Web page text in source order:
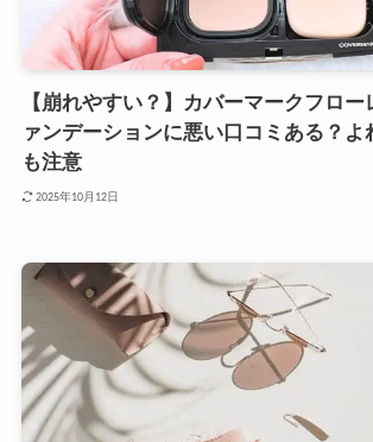
【崩れやすい？】カバーマークフロー
ァンデーションに悪い口コミある？よ
も注意
2025年10月12日